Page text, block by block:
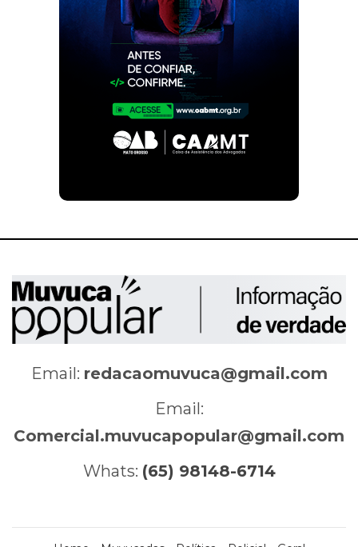
Email: redacaomuvuca@gmail.com
Email:
Comercial.muvucapopular@gmail.com
Whats: (65) 98148-6714